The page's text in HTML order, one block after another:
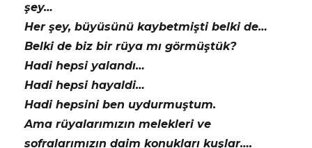
şey…
Her şey, büyüsünü kaybetmişti belki de…
Belki de biz bir rüya mı görmüştük?
Hadi hepsi yalandı…
Hadi hepsi hayaldi…
Hadi hepsini ben uydurmuştum.
Ama rüyalarımızın melekleri ve
sofralarımızın daim konukları kuşlar….